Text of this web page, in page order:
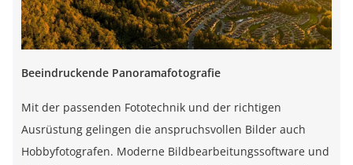
Beeindruckende Panoramafotografie
Mit der passenden Fototechnik und der richtigen
Ausrüstung gelingen die anspruchsvollen Bilder auch
Hobbyfotografen. Moderne Bildbearbeitungssoftware und